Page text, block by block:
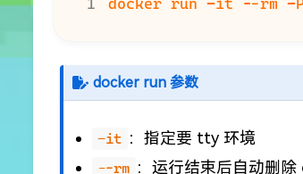
docker run 参数
-it ：指定要 tty 环境
--rm ：运行结束后自动删